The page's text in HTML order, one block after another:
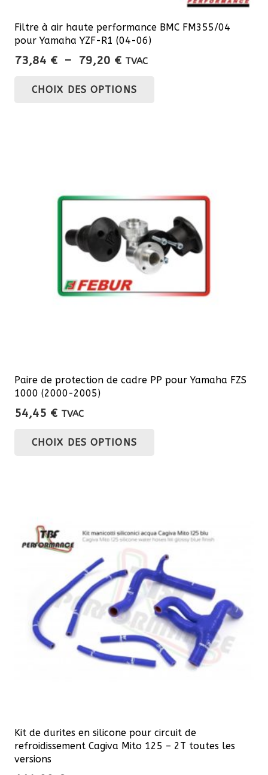
Filtre à air haute performance BMC FM355/04
pour Yamaha YZF-R1 (04-06)
73,84 € – 79,20 €Plage
prix :
TVAC
CHOIX DES OPTIONS
peuvent
choisies
sur
la
du
Paire de protection de cadre PP pour Yamaha FZS
1000 (2000-2005)
54,45 € TVAC
CHOIX DES OPTIONS
options
être
choisies
sur
la
page
du
produit
Kit de durites en silicone pour circuit de
refroidissement Cagiva Mito 125 – 2T toutes les
versions